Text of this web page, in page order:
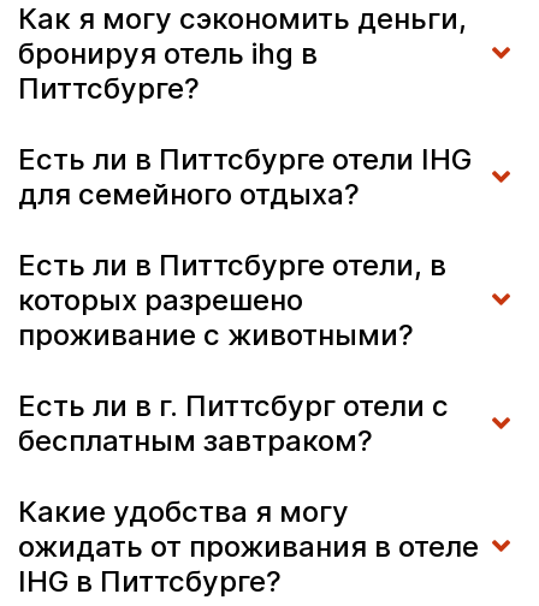
Как я могу сэкономить деньги,
бронируя отель ihg в
Питтсбурге?
Есть ли в Питтсбурге отели IHG
для семейного отдыха?
Есть ли в Питтсбурге отели, в
которых разрешено
проживание с животными?
Есть ли в г. Питтсбург отели с
бесплатным завтраком?
Какие удобства я могу
ожидать от проживания в отеле
IHG в Питтсбурге?